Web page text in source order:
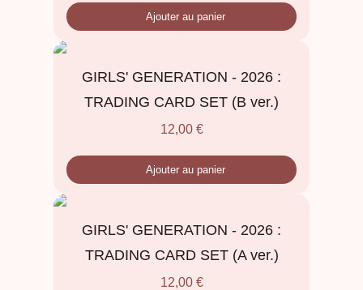
Ajouter au panier
GIRLS' GENERATION - 2026 :
TRADING CARD SET (B ver.)
12,00 €
Ajouter au panier
GIRLS' GENERATION - 2026 :
TRADING CARD SET (A ver.)
12,00 €